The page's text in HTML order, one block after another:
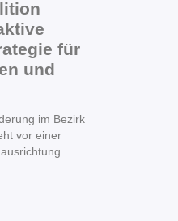
für
und
im Bezirk
vor einer